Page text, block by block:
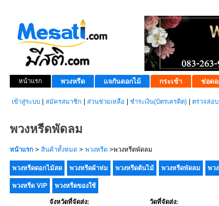
หน้าแรก พวงหรีด แจกันดอกไม้ กระเช้า ช่อดอ
เข้าสู่ระบบ สมัครสมาชิก ส่วนช่วยเหลือ ชำระเงิน(บัตรเครดิต) ตรวจสอ
พวงหรีดพัดลม
หน้าแรก > สินค้าทั้งหมด > พวงหรีด >พวงหรีดพัดลม
พวงหรีดดอกไม้สด พวงหรีดผ้าห่ม พวงหรีดต้นไม้ พวงหรีดพัดลม พว
พวงหรีด VIP พวงหรีดของใช้
จังหวัดที่จัดส่ง: วัดที่จัดส่ง: